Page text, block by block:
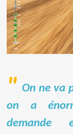
On ne va
on a